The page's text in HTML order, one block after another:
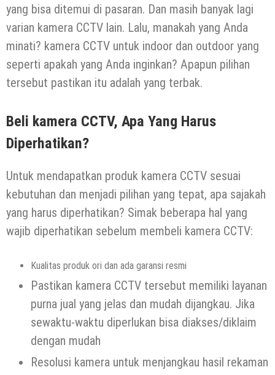
yang bisa ditemui di pasaran. Dan masih banyak lagi
varian kamera CCTV lain. Lalu, manakah yang Anda
minati? kamera CCTV untuk indoor dan outdoor yang
seperti apakah yang Anda inginkan? Apapun pilihan
tersebut pastikan itu adalah yang terbak.
Beli kamera CCTV, Apa Yang Harus
Diperhatikan?
Untuk mendapatkan produk kamera CCTV sesuai
kebutuhan dan menjadi pilihan yang tepat, apa sajakah
yang harus diperhatikan? Simak beberapa hal yang
wajib diperhatikan sebelum membeli kamera CCTV:
Kualitas produk ori dan ada garansi resmi
Pastikan kamera CCTV tersebut memiliki layanan
purna jual yang jelas dan mudah dijangkau. Jika
sewaktu-waktu diperlukan bisa diakses/diklaim
dengan mudah
Resolusi kamera untuk menjangkau hasil rekaman